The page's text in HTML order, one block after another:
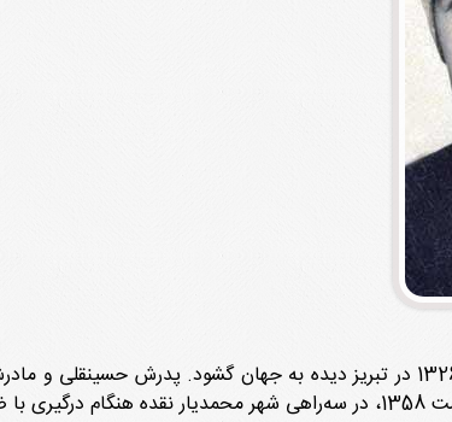
احمد گندمی 7 اردیبهشت 1326 در تبریز دیده به جهان گشود.